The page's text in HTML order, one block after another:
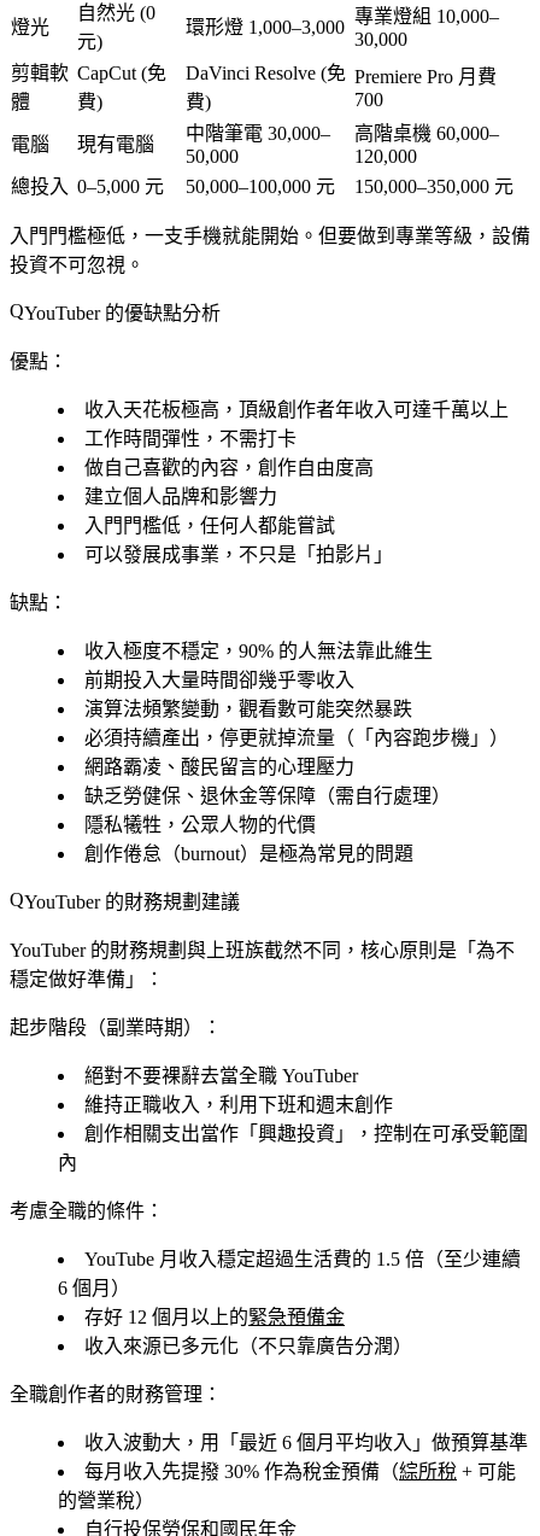
燈光
自然光 (0
元)
環形燈 1,000–3,000
專業燈組 10,000–
30,000
剪輯軟
體
CapCut (免
費)
DaVinci Resolve (免
費)
Premiere Pro 月費
700
電腦 現有電腦
中階筆電 30,000–
50,000
高階桌機 60,000–
120,000
總投入 0–5,000 元 50,000–100,000 元 150,000–350,000 元
入門門檻極低，一支手機就能開始。但要做到專業等級，設備
投資不可忽視。
YouTuber 的優缺點分析
優點：
收入天花板極高，頂級創作者年收入可達千萬以上
工作時間彈性，不需打卡
做自己喜歡的內容，創作自由度高
建立個人品牌和影響力
入門門檻低，任何人都能嘗試
可以發展成事業，不只是「拍影片」
缺點：
收入極度不穩定，90% 的人無法靠此維生
前期投入大量時間卻幾乎零收入
演算法頻繁變動，觀看數可能突然暴跌
必須持續產出，停更就掉流量（「內容跑步機」）
網路霸凌、酸民留言的心理壓力
缺乏勞健保、退休金等保障（需自行處理）
隱私犧牲，公眾人物的代價
創作倦怠（burnout）是極為常見的問題
YouTuber 的財務規劃建議
YouTuber 的財務規劃與上班族截然不同，核心原則是「為不
穩定做好準備」：
起步階段（副業時期）：
絕對不要裸辭去當全職 YouTuber
維持正職收入，利用下班和週末創作
創作相關支出當作「興趣投資」，控制在可承受範圍
內
考慮全職的條件：
YouTube 月收入穩定超過生活費的 1.5 倍（至少連續
6 個月）
存好 12 個月以上的緊急預備金
收入來源已多元化（不只靠廣告分潤）
全職創作者的財務管理：
收入波動大，用「最近 6 個月平均收入」做預算基準
每月收入先提撥 30% 作為稅金預備（綜所稅 + 可能
的營業稅）
自行投保勞保和國民年金